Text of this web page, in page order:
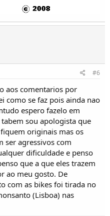
#6
aos comentarios por
como se faz pois ainda nao
espero fazelo em
sou apologista que
originais mas os
ser agressivos com
dificuldade e penso
que a que eles trazem
ao meu gosto. De
com as bikes foi tirada no
(Lisboa) nas